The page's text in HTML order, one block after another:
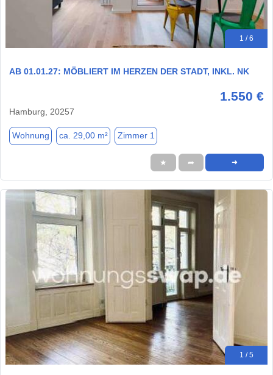
1 / 6
AB 01.01.27: MÖBLIERT IM HERZEN DER STADT, INKL. NK
1.550 €
Hamburg, 20257
Wohnung ca. 29,00 m² Zimmer 1
★ ➦ ➜
1 / 5